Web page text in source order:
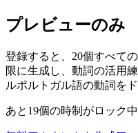
プレビューのみ
登録すると、20個すべて
限に生成し、動詞の活用
ルポルトガル語の動詞を
あと19個の時制がロック中